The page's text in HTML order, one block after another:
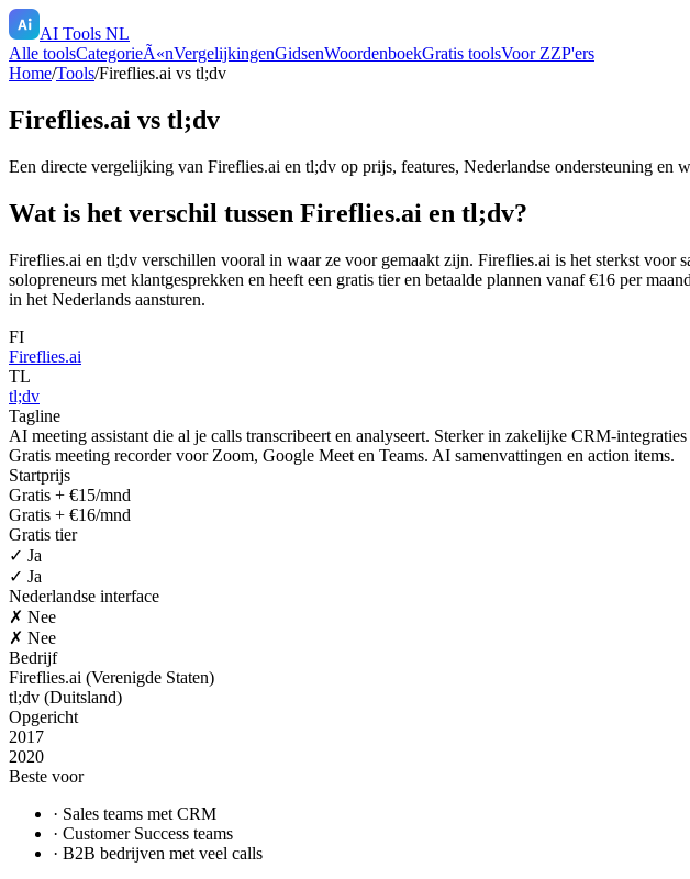
AI Tools NL
Alle toolsCategorieÃ«nVergelijkingenGidsenWoordenboekGratis toolsVoor ZZP'ers
Home/Tools/Fireflies.ai vs tl;dv
Fireflies.ai vs tl;dv
Een directe vergelijking van Fireflies.ai en tl;dv op prijs, features, Nederlandse ondersteuning en
Wat is het verschil tussen Fireflies.ai en tl;dv?
Fireflies.ai en tl;dv verschillen vooral in waar ze voor gemaakt zijn. Fireflies.ai is het sterkst voor
solopreneurs met klantgesprekken en heeft een gratis tier en betaalde plannen vanaf €16 per
in het Nederlands aansturen.
FI
Fireflies.ai
TL
tl;dv
Tagline
AI meeting assistant die al je calls transcribeert en analyseert. Sterker in zakelijke CRM-integraties
Gratis meeting recorder voor Zoom, Google Meet en Teams. AI samenvattingen en action items.
Startprijs
Gratis + €15/mnd
Gratis + €16/mnd
Gratis tier
✓ Ja
✓ Ja
Nederlandse interface
✗ Nee
✗ Nee
Bedrijf
Fireflies.ai (Verenigde Staten)
tl;dv (Duitsland)
Opgericht
2017
2020
Beste voor
· Sales teams met CRM
· Customer Success teams
· B2B bedrijven met veel calls